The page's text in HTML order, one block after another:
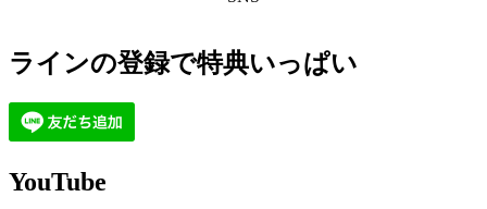
ラインの登録で特典いっぱい
YouTube